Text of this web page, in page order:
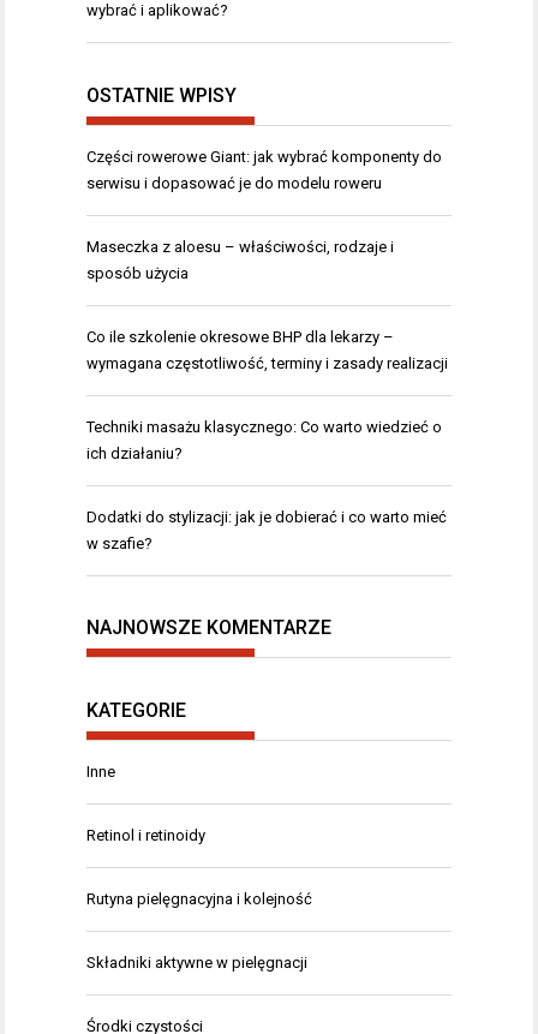
wybrać i aplikować?
OSTATNIE WPISY
Części rowerowe Giant: jak wybrać komponenty do
serwisu i dopasować je do modelu roweru
Maseczka z aloesu – właściwości, rodzaje i
sposób użycia
Co ile szkolenie okresowe BHP dla lekarzy –
wymagana częstotliwość, terminy i zasady realizacji
Techniki masażu klasycznego: Co warto wiedzieć o
ich działaniu?
Dodatki do stylizacji: jak je dobierać i co warto mieć
w szafie?
NAJNOWSZE KOMENTARZE
KATEGORIE
Inne
Retinol i retinoidy
Rutyna pielęgnacyjna i kolejność
Składniki aktywne w pielęgnacji
Środki czystości